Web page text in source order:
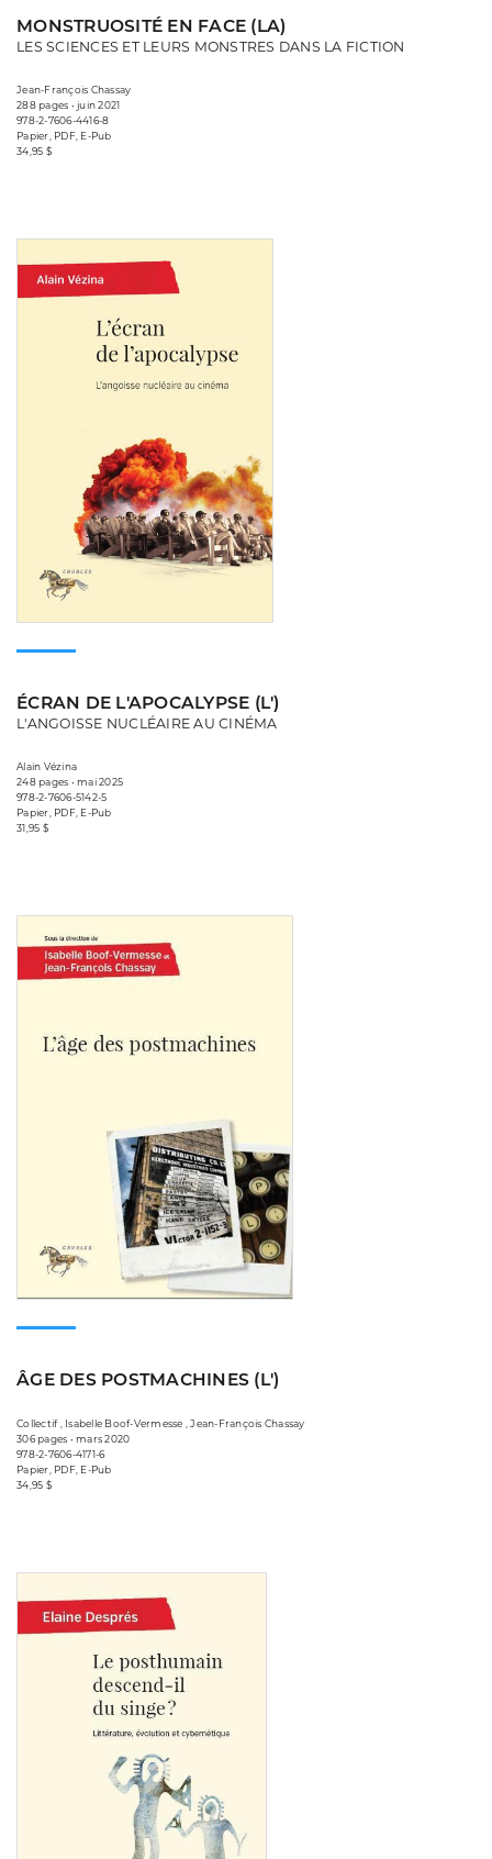
MONSTRUOSITÉ EN FACE (LA)
LES SCIENCES ET LEURS MONSTRES DANS LA FICTION
Jean-François Chassay
288 pages • juin 2021
978-2-7606-4416-8
Papier, PDF, E-Pub
34,95 $
ÉCRAN DE L'APOCALYPSE (L')
L'ANGOISSE NUCLÉAIRE AU CINÉMA
Alain Vézina
248 pages • mai 2025
978-2-7606-5142-5
Papier, PDF, E-Pub
31,95 $
ÂGE DES POSTMACHINES (L')
Collectif , Isabelle Boof-Vermesse , Jean-François Chassay
306 pages • mars 2020
978-2-7606-4171-6
Papier, PDF, E-Pub
34,95 $